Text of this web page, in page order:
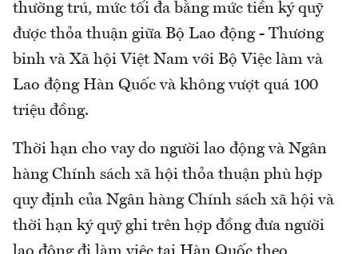
thường trú, mức tối đa bằng mức tiền ký quỹ
được thỏa thuận giữa Bộ Lao động - Thương
binh và Xã hội Việt Nam với Bộ Việc làm và
Lao động Hàn Quốc và không vượt quá 100
triệu đồng.
Thời hạn cho vay do người lao động và Ngân
hàng Chính sách xã hội thỏa thuận phù hợp
quy định của Ngân hàng Chính sách xã hội và
thời hạn ký quỹ ghi trên hợp đồng đưa người